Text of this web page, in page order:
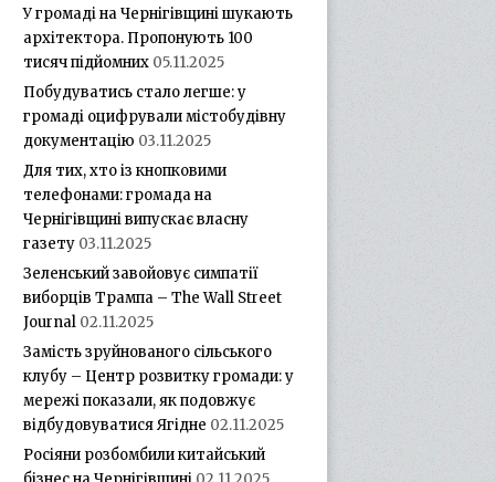
У громаді на Чернігівщині шукають
архітектора. Пропонують 100
тисяч підйомних 05.11.2025
Побудуватись стало легше: у
громаді оцифрували містобудівну
документацію 03.11.2025
Для тих, хто із кнопковими
телефонами: громада на
Чернігівщині випускає власну
газету 03.11.2025
Зеленський завойовує симпатії
виборців Трампа – The Wall Street
Journal 02.11.2025
Замість зруйнованого сільського
клубу – Центр розвитку громади: у
мережі показали, як подовжує
відбудовуватися Ягідне 02.11.2025
Росіяни розбомбили китайський